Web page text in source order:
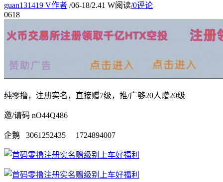
guan131419 V作者 /06-18/2.41 W阅读/0评论
0618
纯零撸，注册实名，直接赠7级，推/广够20人赠20级
邀/请码 nO44Q486
企鹅 3061252435 1724894007